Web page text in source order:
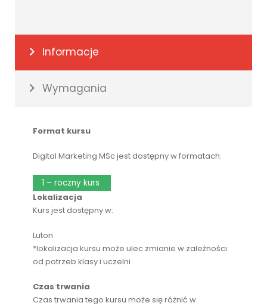
Informacje
Wymagania
Format kursu
Digital Marketing MSc jest dostępny w formatach:
1 – roczny kurs
Lokalizacja
Kurs jest dostępny w:
Luton
*lokalizacja kursu może ulec zmianie w zależności
od potrzeb klasy i uczelni
Czas trwania
Czas trwania tego kursu może się różnić w